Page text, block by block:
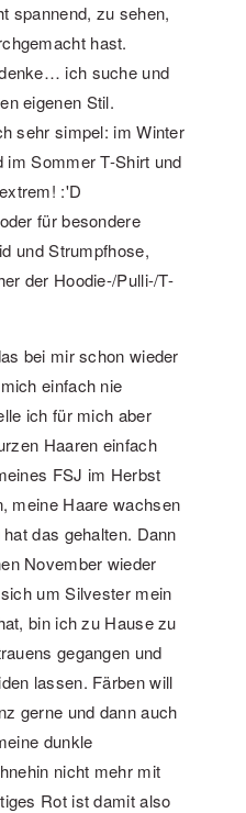
spannend, zu sehen,
hast.
ich suche und
eigenen Stil.
sehr simpel: im Winter
im Sommer T-Shirt und
:'D
für besondere
und Strumpfhose,
der Hoodie-/Pulli-/T-
bei mir schon wieder
einfach nie
ich für mich aber
Haaren einfach
FSJ im Herbst
meine Haare wachsen
das gehalten. Dann
November wieder
um Silvester mein
bin ich zu Hause zu
gegangen und
lassen. Färben will
gerne und dann auch
dunkle
nicht mehr mit
Rot ist damit also